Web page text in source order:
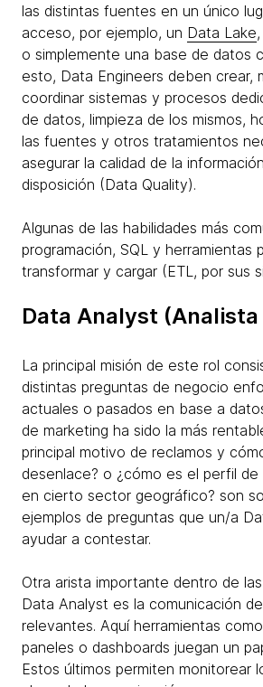
las distintas fuentes en un único
acceso, por ejemplo, un Data Lake,
o simplemente una base de datos
esto, Data Engineers deben crear,
coordinar sistemas y procesos
de datos, limpieza de los mismos,
las fuentes y otros tratamientos
asegurar la calidad de la
disposición (Data Quality).
Algunas de las habilidades más
programación, SQL y herramientas
transformar y cargar (ETL, por sus
Data Analyst (Analista
La principal misión de este rol
distintas preguntas de negocio
actuales o pasados en base a
de marketing ha sido la más
principal motivo de reclamos y
desenlace? o ¿cómo es el perfil
en cierto sector geográfico? son
ejemplos de preguntas que un/a
ayudar a contestar.
Otra arista importante dentro de
Data Analyst es la comunicación
relevantes. Aquí herramientas
paneles o dashboards juegan un
Estos últimos permiten monitorear